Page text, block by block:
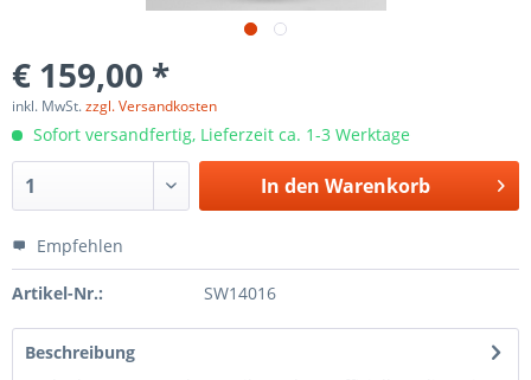
€ 159,00 *
inkl. MwSt.zzgl. Versandkosten
Sofort versandfertig, Lieferzeit ca. 1-3 Werktage
In den Warenkorb
Empfehlen
Artikel-Nr.: SW14016
Beschreibung